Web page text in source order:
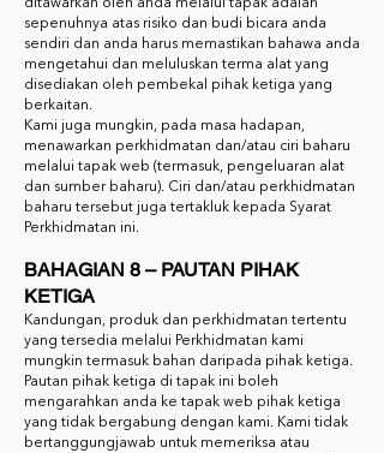
ditawarkan oleh anda melalui tapak adalah
sepenuhnya atas risiko dan budi bicara anda
sendiri dan anda harus memastikan bahawa anda
mengetahui dan meluluskan terma alat yang
disediakan oleh pembekal pihak ketiga yang
berkaitan.
Kami juga mungkin, pada masa hadapan,
menawarkan perkhidmatan dan/atau ciri baharu
melalui tapak web (termasuk, pengeluaran alat
dan sumber baharu). Ciri dan/atau perkhidmatan
baharu tersebut juga tertakluk kepada Syarat
Perkhidmatan ini.
BAHAGIAN 8 – PAUTAN PIHAK
KETIGA
Kandungan, produk dan perkhidmatan tertentu
yang tersedia melalui Perkhidmatan kami
mungkin termasuk bahan daripada pihak ketiga.
Pautan pihak ketiga di tapak ini boleh
mengarahkan anda ke tapak web pihak ketiga
yang tidak bergabung dengan kami. Kami tidak
bertanggungjawab untuk memeriksa atau